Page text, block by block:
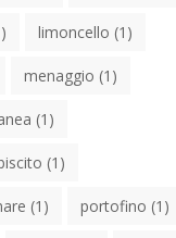
limoncello (1)
menaggio (1)
(1)
(1)
(1) portofino (1)